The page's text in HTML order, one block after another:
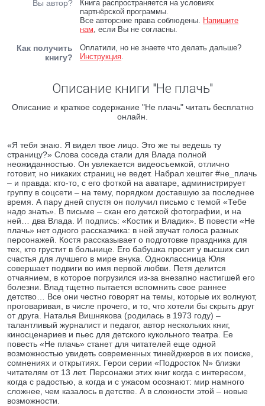
Вы автор?
Книга распространяется на условиях
партнёрской программы.
Все авторские права соблюдены. Напишите
нам, если Вы не согласны.
Как получить
книгу?
Оплатили, но не знаете что делать дальше?
Инструкция.
Описание книги "Не плачь"
Описание и краткое содержание "Не плачь" читать бесплатно
онлайн.
«Я тебя знаю. Я видел твое лицо. Это же ты ведешь ту
страницу?» Слова соседа стали для Влада полной
неожиданностью. Он увлекается видеосъемкой, отлично
готовит, но никаких страниц не ведет. Набрал хештег #не_плачь
– и правда: кто-то, с его фоткой на аватаре, администрирует
группу в соцсети – на тему, порядком доставшую за последнее
время. А пару дней спустя он получил письмо с темой «Тебе
надо знать». В письме – скан его детской фотографии, и на
ней… два Влада. И подпись: «Костик и Владик». В повести «Не
плачь» нет одного рассказчика: в ней звучат голоса разных
персонажей. Костя рассказывает о подготовке праздника для
тех, кто грустит в больнице. Его бабушка просит у высших сил
счастья для лучшего в мире внука. Одноклассница Юля
совершает подвиги во имя первой любви. Петя делится
отчаянием, в которое погрузился из-за внезапно настигшей его
болезни. Влад тщетно пытается вспомнить свое раннее
детство… Все они честно говорят на темы, которые их волнуют,
проговаривая, в числе прочего, и то, что хотели бы скрыть друг
от друга. Наталья Вишнякова (родилась в 1973 году) –
талантливый журналист и педагог, автор нескольких книг,
киносценариев и пьес для детского кукольного театра. Ее
повесть «Не плачь» станет для читателей еще одной
возможностью увидеть современных тинейджеров в их поиске,
сомнениях и открытиях. Герои серии «Подросток N» близки
читателям от 13 лет. Персонажи этих книг когда с интересом,
когда с радостью, а когда и с ужасом осознают: мир намного
сложнее, чем казалось в детстве. А в сложности этой – новые
возможности.